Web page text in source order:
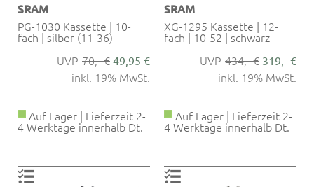
SRAM
PG-1030 Kassette | 10-
fach | silber (11-36)
70,- € 49,95 €
inkl. 19% MwSt.
Auf Lager | Lieferzeit 2-
4 Werktage innerhalb Dt.
SRAM
XG-1295 Kassette | 12-
fach | 10-52 | schwarz
434,- € 319,- €
inkl. 19% MwSt.
Auf Lager | Lieferzeit 2-
4 Werktage innerhalb Dt.